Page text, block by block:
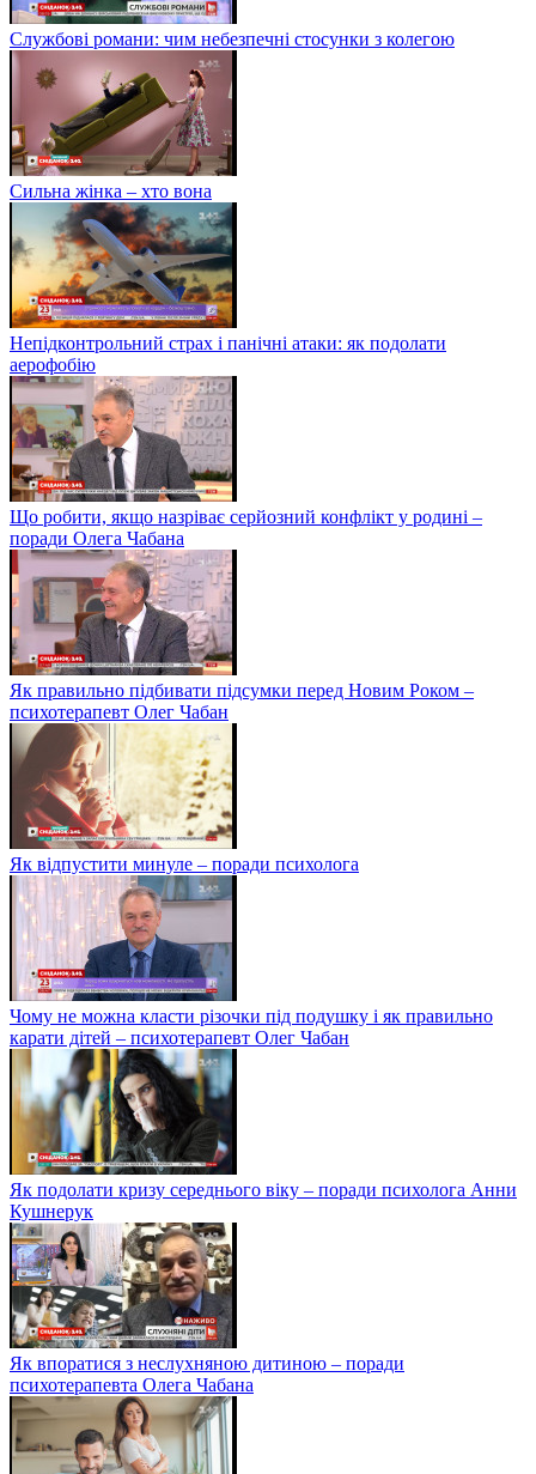
Службові романи: чим небезпечні стосунки з колегою
Сильна жінка – хто вона
Непідконтрольний страх і панічні атаки: як подолати
аерофобію
Що робити, якщо назріває серйозний конфлікт у родині –
поради Олега Чабана
Як правильно підбивати підсумки перед Новим Роком –
психотерапевт Олег Чабан
Як відпустити минуле – поради психолога
Чому не можна класти різочки під подушку і як правильно
карати дітей – психотерапевт Олег Чабан
Як подолати кризу середнього віку – поради психолога Анни
Кушнерук
Як впоратися з неслухняною дитиною – поради
психотерапевта Олега Чабана